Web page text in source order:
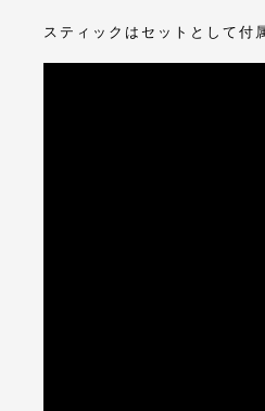
スティックはセットとして付